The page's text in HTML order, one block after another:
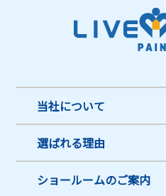
当社について
選ばれる理由
ショールームのご案内